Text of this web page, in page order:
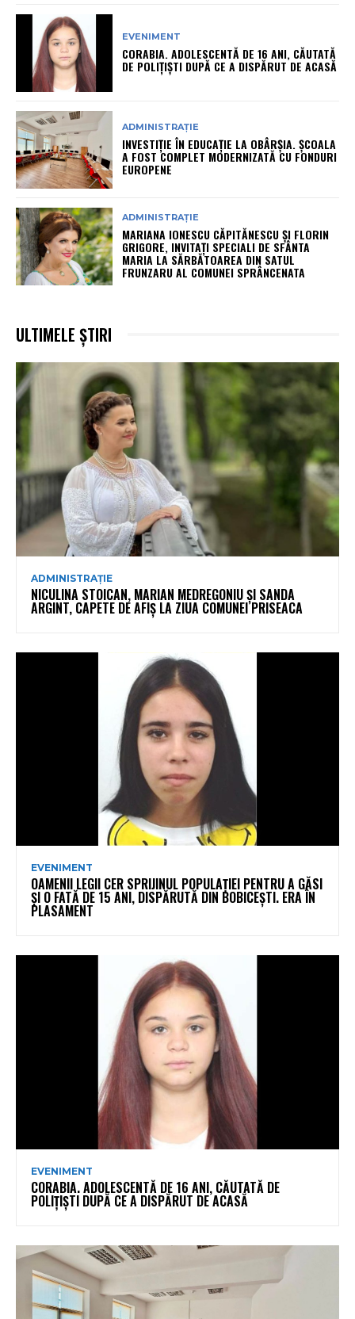
EVENIMENT
CORABIA. ADOLESCENTĂ DE 16 ANI, CĂUTATĂ
DE POLIȚIȘTI DUPĂ CE A DISPĂRUT DE ACASĂ
ADMINISTRAȚIE
INVESTIȚIE ÎN EDUCAȚIE LA OBÂRȘIA. ȘCOALA
A FOST COMPLET MODERNIZATĂ CU FONDURI
EUROPENE
ADMINISTRAȚIE
MARIANA IONESCU CĂPITĂNESCU ȘI FLORIN
GRIGORE, INVITAȚI SPECIALI DE SFÂNTA
MARIA LA SĂRBĂTOAREA DIN SATUL
FRUNZARU AL COMUNEI SPRÂNCENATA
ULTIMELE ȘTIRI
ADMINISTRAȚIE
NICULINA STOICAN, MARIAN MEDREGONIU ȘI SANDA
ARGINT, CAPETE DE AFIȘ LA ZIUA COMUNEI PRISEACA
EVENIMENT
OAMENII LEGII CER SPRIJINUL POPULAȚIEI PENTRU A GĂSI
ȘI O FATĂ DE 15 ANI, DISPĂRUTĂ DIN BOBICEȘTI. ERA ÎN
PLASAMENT
EVENIMENT
CORABIA. ADOLESCENTĂ DE 16 ANI, CĂUTATĂ DE
POLIȚIȘTI DUPĂ CE A DISPĂRUT DE ACASĂ